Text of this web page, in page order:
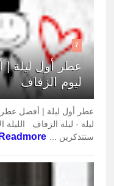
7
عطر أول ليلة
ليوم الزفاف
عطر أول ليلة | أفضل
ليلة - ليلة الزفاف الليلة
ستتذكرين ... Readmore